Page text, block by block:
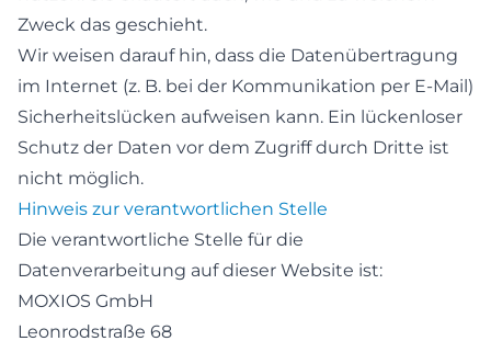
Zweck das geschieht.
Wir weisen darauf hin, dass die Datenübertragung
im Internet (z. B. bei der Kommunikation per E-Mail)
Sicherheitslücken aufweisen kann. Ein lückenloser
Schutz der Daten vor dem Zugriff durch Dritte ist
nicht möglich.
Hinweis zur verantwortlichen Stelle
Die verantwortliche Stelle für die
Datenverarbeitung auf dieser Website ist:
MOXIOS GmbH
Leonrodstraße 68